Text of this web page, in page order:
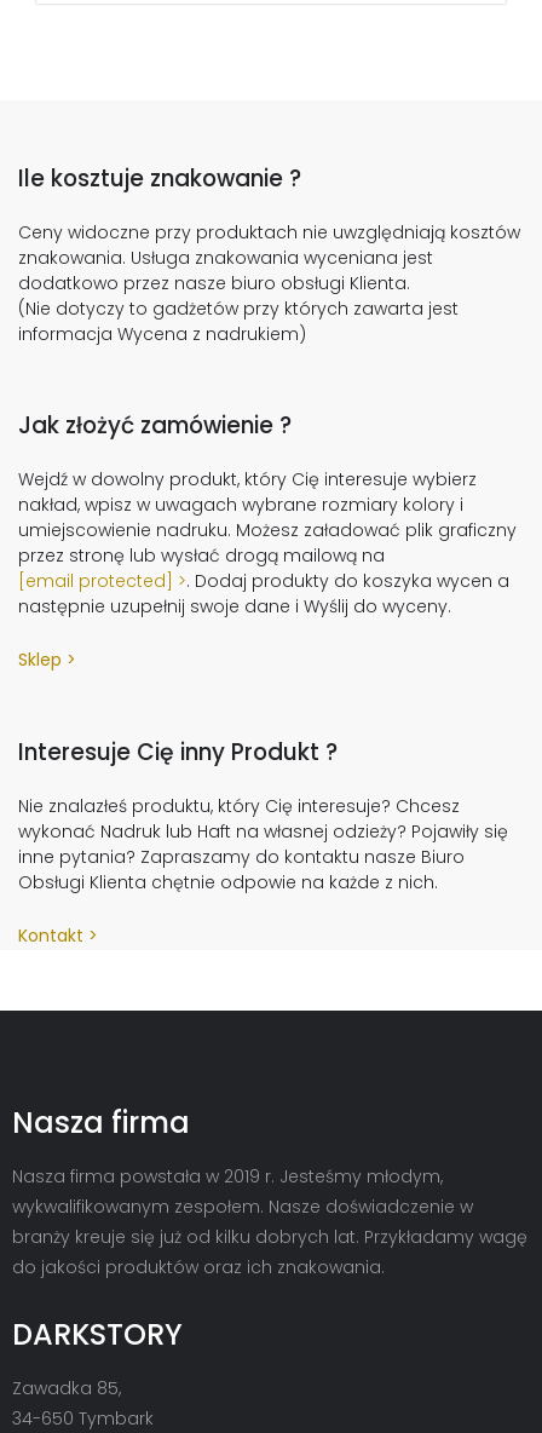
Ile kosztuje znakowanie ?
Ceny widoczne przy produktach nie uwzględniają kosztów
znakowania. Usługa znakowania wyceniana jest
dodatkowo przez nasze biuro obsługi Klienta.
(Nie dotyczy to gadżetów przy których zawarta jest
informacja Wycena z nadrukiem)
Jak złożyć zamówienie ?
Wejdź w dowolny produkt, który Cię interesuje wybierz
nakład, wpisz w uwagach wybrane rozmiary kolory i
umiejscowienie nadruku. Możesz załadować plik graficzny
przez stronę lub wysłać drogą mailową na
[email protected]
. Dodaj produkty do koszyka wycen a
następnie uzupełnij swoje dane i Wyślij do wyceny.
Sklep
Interesuje Cię inny Produkt ?
Nie znalazłeś produktu, który Cię interesuje? Chcesz
wykonać Nadruk lub Haft na własnej odzieży? Pojawiły się
inne pytania? Zapraszamy do kontaktu nasze Biuro
Obsługi Klienta chętnie odpowie na każde z nich.
Kontakt
Nasza firma
Nasza firma powstała w 2019 r. Jesteśmy młodym,
wykwalifikowanym zespołem. Nasze doświadczenie w
branży kreuje się już od kilku dobrych lat. Przykładamy wagę
do jakości produktów oraz ich znakowania.
DARKSTORY
Zawadka 85,
34-650 Tymbark